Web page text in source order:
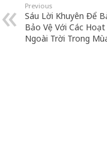
Previous
Sáu Lời Khuyên Để
Bảo Vệ Với Các
Ngoài Trời Trong